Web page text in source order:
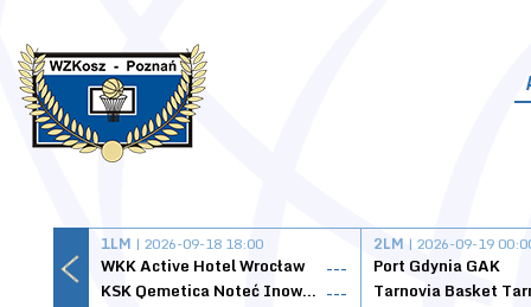
1LM | 2026-09-18 18:00
WKK Active Hotel Wrocław
---
KSK Qemetica Noteć Inowrocław ---
2LM | 2026-09-19
Port Gdynia GAK